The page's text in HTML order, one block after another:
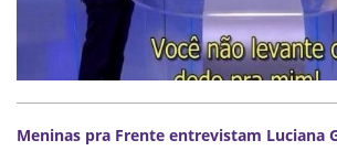
Meninas pra Frente entrevistam Luciana